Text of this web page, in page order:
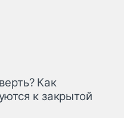
Как
к закрытой